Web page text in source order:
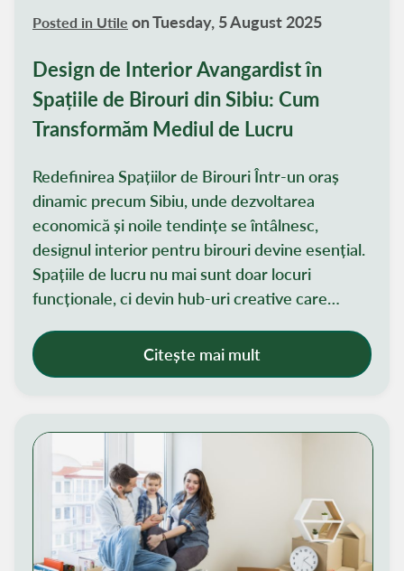
Posted in Utile on Tuesday, 5 August 2025
Design de Interior Avangardist în
Spațiile de Birouri din Sibiu: Cum
Transformăm Mediul de Lucru
Redefinirea Spațiilor de Birouri Într-un oraș
dinamic precum Sibiu, unde dezvoltarea
economică și noile tendințe se întâlnesc,
designul interior pentru birouri devine esențial.
Spațiile de lucru nu mai sunt doar locuri
funcționale, ci devin hub-uri creative care
brandului. În acest articol, descoperi cum
designul avangardist transformă birourile și cum
Citește mai mult